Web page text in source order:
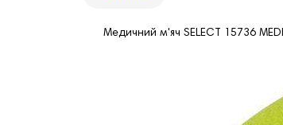
Медичний м'яч SELECT 15736